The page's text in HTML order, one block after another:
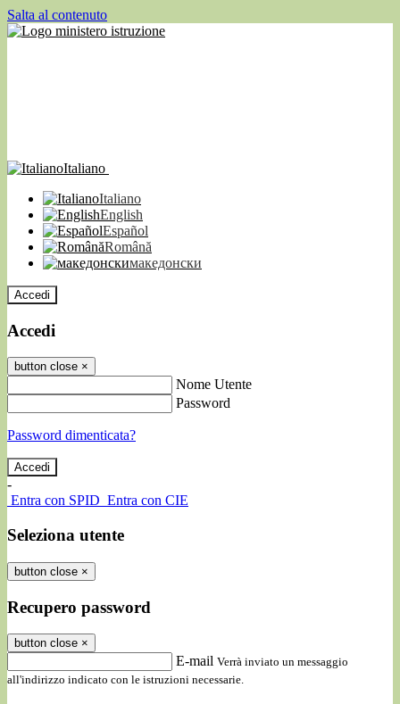
Salta al contenuto
Italiano
Italiano
English
Español
Română
македонски
Accedi
Accedi
button close ×
Nome Utente
Password
Password dimenticata?
-
Entra con SPID Entra con CIE
Seleziona utente
button close ×
Recupero password
button close ×
E-mail Verrà inviato un messaggio
all'indirizzo indicato con le istruzioni necessarie.